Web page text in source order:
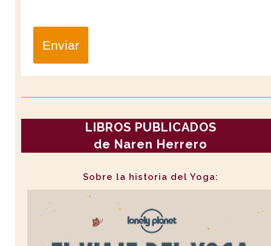
Enviar
LIBROS PUBLICADOS
de Naren Herrero
Sobre la historia del Yoga: